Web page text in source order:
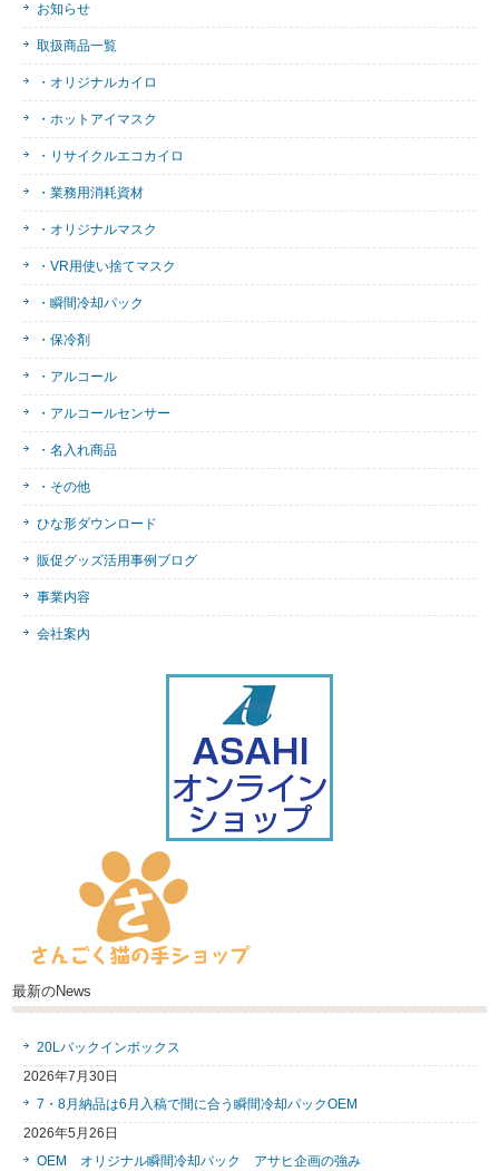
お知らせ
取扱商品一覧
・オリジナルカイロ
・ホットアイマスク
・リサイクルエコカイロ
・業務用消耗資材
・オリジナルマスク
・VR用使い捨てマスク
・瞬間冷却パック
・保冷剤
・アルコール
・アルコールセンサー
・名入れ商品
・その他
ひな形ダウンロード
販促グッズ活用事例ブログ
事業内容
会社案内
最新のNews
20Lバックインボックス
2026年7月30日
7・8月納品は6月入稿で間に合う瞬間冷却パックOEM
2026年5月26日
OEM オリジナル瞬間冷却パック アサヒ企画の強み